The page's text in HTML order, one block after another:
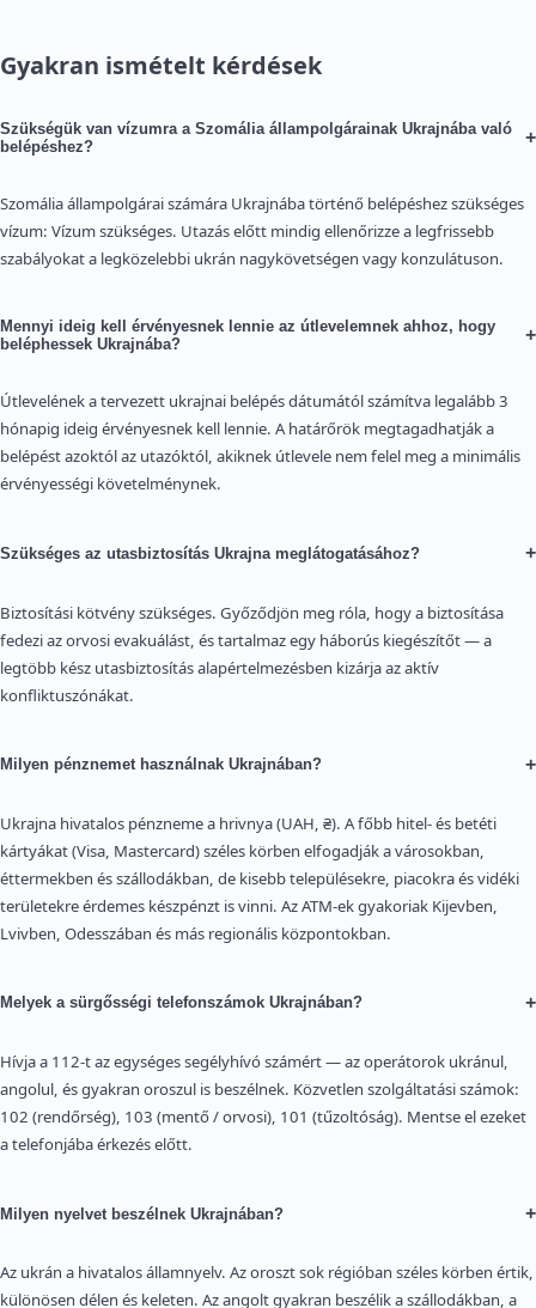
Gyakran ismételt kérdések
Szükségük van vízumra a Szomália állampolgárainak Ukrajnába való
belépéshez?
+
Szomália állampolgárai számára Ukrajnába történő belépéshez szükséges
vízum: Vízum szükséges. Utazás előtt mindig ellenőrizze a legfrissebb
szabályokat a legközelebbi ukrán nagykövetségen vagy konzulátuson.
Mennyi ideig kell érvényesnek lennie az útlevelemnek ahhoz, hogy
beléphessek Ukrajnába?
+
Útlevelének a tervezett ukrajnai belépés dátumától számítva legalább 3
hónapig ideig érvényesnek kell lennie. A határőrök megtagadhatják a
belépést azoktól az utazóktól, akiknek útlevele nem felel meg a minimális
érvényességi követelménynek.
Szükséges az utasbiztosítás Ukrajna meglátogatásához? +
Biztosítási kötvény szükséges. Győződjön meg róla, hogy a biztosítása
fedezi az orvosi evakuálást, és tartalmaz egy háborús kiegészítőt — a
legtöbb kész utasbiztosítás alapértelmezésben kizárja az aktív
konfliktuszónákat.
Milyen pénznemet használnak Ukrajnában? +
Ukrajna hivatalos pénzneme a hrivnya (UAH, ₴). A főbb hitel- és betéti
kártyákat (Visa, Mastercard) széles körben elfogadják a városokban,
éttermekben és szállodákban, de kisebb településekre, piacokra és vidéki
területekre érdemes készpénzt is vinni. Az ATM-ek gyakoriak Kijevben,
Lvivben, Odesszában és más regionális központokban.
Melyek a sürgősségi telefonszámok Ukrajnában? +
Hívja a 112-t az egységes segélyhívó számért — az operátorok ukránul,
angolul, és gyakran oroszul is beszélnek. Közvetlen szolgáltatási számok:
102 (rendőrség), 103 (mentő / orvosi), 101 (tűzoltóság). Mentse el ezeket
a telefonjába érkezés előtt.
Milyen nyelvet beszélnek Ukrajnában? +
Az ukrán a hivatalos államnyelv. Az oroszt sok régióban széles körben értik,
különösen délen és keleten. Az angolt gyakran beszélik a szállodákban, a